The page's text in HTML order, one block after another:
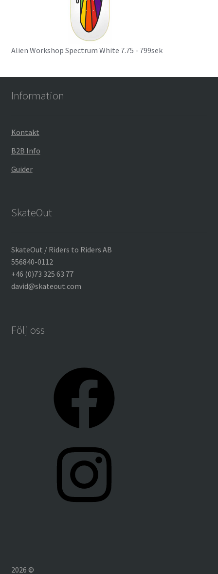
Alien Workshop Spectrum White 7.75 - 799sek
Information
Kontakt
B2B Info
Guider
SkateOut
SkateOut / Riders to Riders AB
556840-0112
+46 (0)73 325 63 77
david@skateout.com
Följ oss
2026 ©